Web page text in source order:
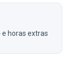
horas extras